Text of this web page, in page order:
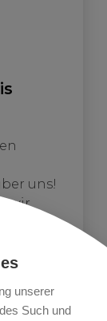
uns!
wir
unserer
Such und